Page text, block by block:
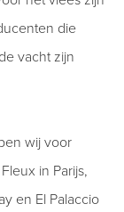
die
vacht zijn
wij voor
in Parijs,
en El Palaccio